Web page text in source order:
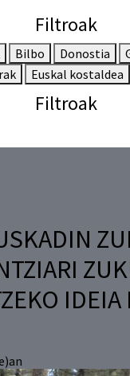
Filtroak
Bilbo Donostia
Euskal kostaldea
Filtroak
IDEIA